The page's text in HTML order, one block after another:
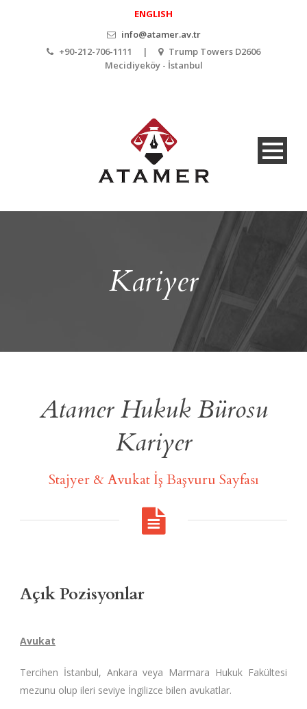
ENGLISH
info@atamer.av.tr
+90-212-706-1111 |
Trump Towers D2606
Mecidiyeköy - İstanbul
Kariyer
Atamer Hukuk Bürosu
Kariyer
Stajyer & Avukat İş Başvuru Sayfası
Açık Pozisyonlar
Avukat
Tercihen İstanbul, Ankara veya Marmara Hukuk Fakültesi
mezunu olup ileri seviye İngilizce bilen avukatlar.